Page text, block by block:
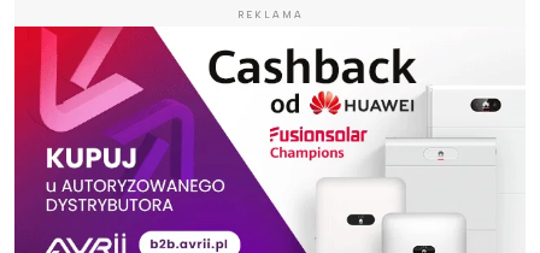
REKLAMA